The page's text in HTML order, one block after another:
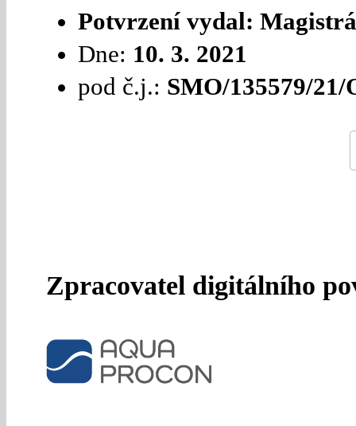
Potvrzení vydal:
Dne: 10. 3. 2021
pod č.j.: SMO/135579/
Zpracovatel digitálního